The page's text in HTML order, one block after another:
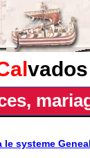
vados
le systeme